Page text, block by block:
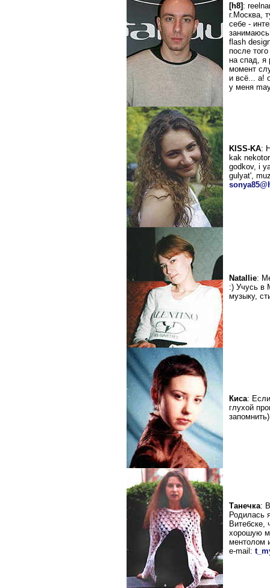
[h8] :
г.Москва,
себе -
flash
после
на спад, я
момент
и всё... а!
у меня
KISS-KA:
kak
godkov, i
gulyat',
Natallie:
:) Учусь в
музыку,
Киса:
глухой
запомнить)
Танечка:
Родилась
Витебске,
хорошую
ментолом
e-mail: